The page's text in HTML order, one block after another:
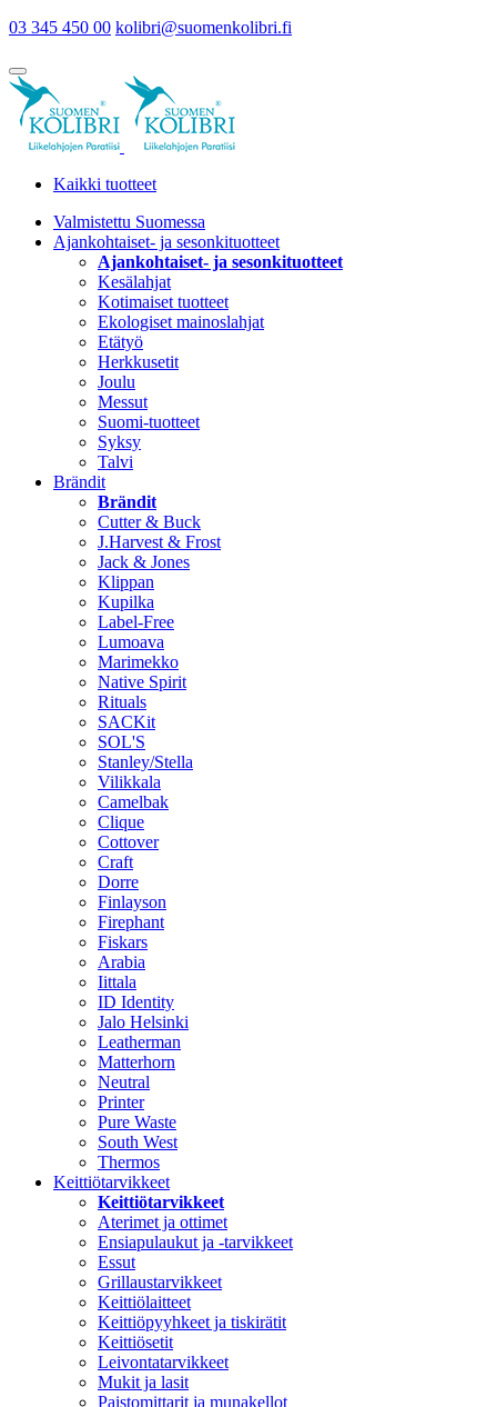
03 345 450 00 kolibri@suomenkolibri.fi
Kaikki tuotteet
Valmistettu Suomessa
Ajankohtaiset- ja sesonkituotteet
Ajankohtaiset- ja sesonkituotteet
Kesälahjat
Kotimaiset tuotteet
Ekologiset mainoslahjat
Etätyö
Herkkusetit
Joulu
Messut
Suomi-tuotteet
Syksy
Talvi
Brändit
Brändit
Cutter & Buck
J.Harvest & Frost
Jack & Jones
Klippan
Kupilka
Label-Free
Lumoava
Marimekko
Native Spirit
Rituals
SACKit
SOL'S
Stanley/Stella
Vilikkala
Camelbak
Clique
Cottover
Craft
Dorre
Finlayson
Firephant
Fiskars
Arabia
Iittala
ID Identity
Jalo Helsinki
Leatherman
Matterhorn
Neutral
Printer
Pure Waste
South West
Thermos
Keittiötarvikkeet
Keittiötarvikkeet
Aterimet ja ottimet
Ensiapulaukut ja -tarvikkeet
Essut
Grillaustarvikkeet
Keittiölaitteet
Keittiöpyyhkeet ja tiskirätit
Keittiösetit
Leivontatarvikkeet
Mukit ja lasit
Paistomittarit ja munakellot